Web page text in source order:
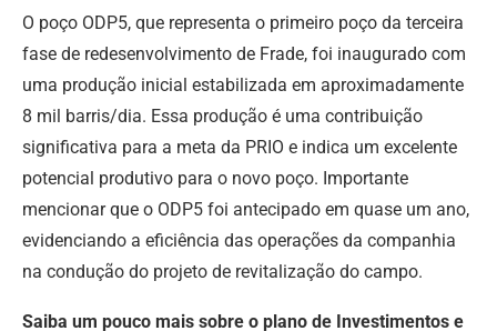
O poço ODP5, que representa o primeiro poço da terceira
fase de redesenvolvimento de Frade, foi inaugurado com
uma produção inicial estabilizada em aproximadamente
8 mil barris/dia. Essa produção é uma contribuição
significativa para a meta da PRIO e indica um excelente
potencial produtivo para o novo poço. Importante
mencionar que o ODP5 foi antecipado em quase um ano,
evidenciando a eficiência das operações da companhia
na condução do projeto de revitalização do campo.
Saiba um pouco mais sobre o plano de Investimentos e